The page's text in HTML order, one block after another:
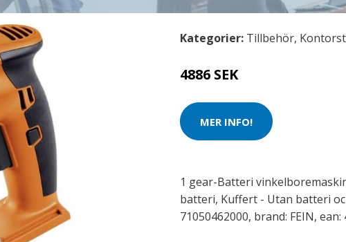
Kategorier: Tillbehör,
4886 SEK
MER INFO!
1 gear-Batteri
batteri, Kuffert - Utan batteri
71050462000, brand: FEIN, ean: